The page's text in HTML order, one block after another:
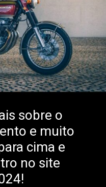
sobre o
e muito
cima e
no site